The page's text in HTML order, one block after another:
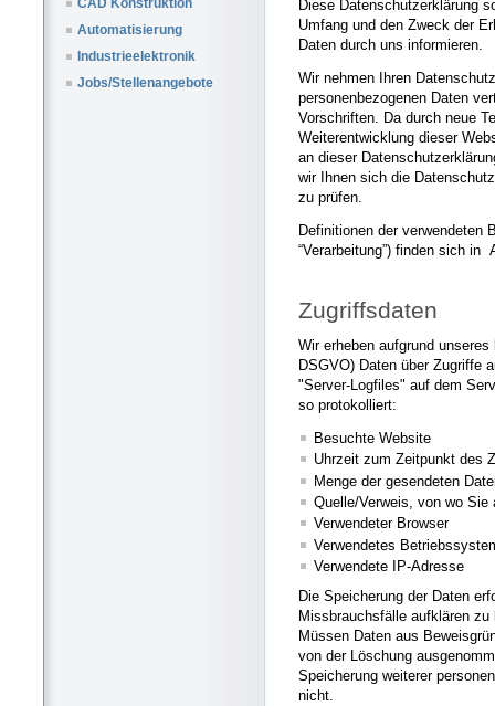
CAD Konstruktion
Automatisierung
Industrieelektronik
Jobs/Stellenangebote
Diese Datenschutzerklärung
Umfang und den Zweck der
Daten durch uns informieren.
Wir nehmen Ihren
personenbezogenen Daten
Vorschriften. Da durch neue
Weiterentwicklung dieser
an dieser
wir Ihnen sich die
zu prüfen.
Definitionen der verwendeten
“Verarbeitung”) finden sich in
Zugriffsdaten
Wir erheben aufgrund
DSGVO) Daten über Zugriffe
"Server-Logfiles" auf dem
so protokolliert:
Besuchte Website
Uhrzeit zum Zeitpunkt des
Menge der gesendeten
Quelle/Verweis, von wo Sie
Verwendeter Browser
Verwendetes
Verwendete IP-Adresse
Die Speicherung der Daten
Missbrauchsfälle aufklären
Müssen Daten aus
von der Löschung
Speicherung weiterer
nicht.